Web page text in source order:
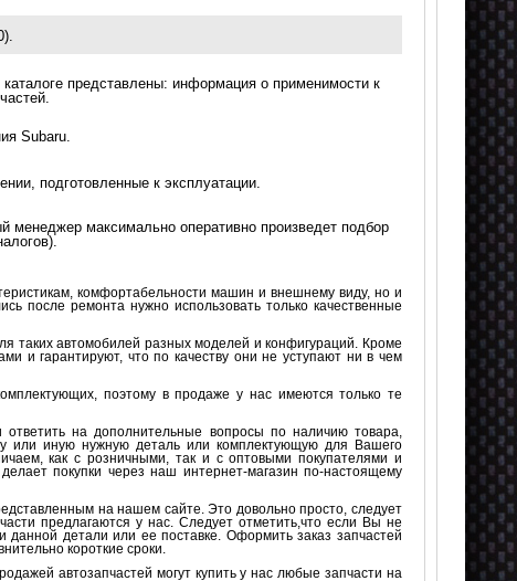
представлены: информация о применимости к
Subaru.
подготовленные к эксплуатации.
максимально оперативно произведет подбор
комфортабельности машин и внешнему виду, но и
после ремонта нужно использовать только качественные
таких автомобилей разных моделей и конфигураций. Кроме
и гарантируют, что по качеству они не уступают ни в чем
поэтому в продаже у нас имеются только те
на дополнительные вопросы по наличию товара,
или иную нужную деталь или комплектующую для Вашего
как с розничными, так и с оптовыми покупателями и
покупки через наш интернет-магазин по-настоящему
на нашем сайте. Это довольно просто, следует
предлагаются у нас. Следует отметить,что если Вы не
детали или ее поставке. Оформить заказ запчастей
короткие сроки.
автозапчастей могут купить у нас любые запчасти на